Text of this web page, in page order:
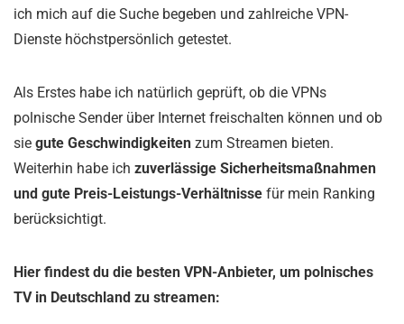
ich mich auf die Suche begeben und zahlreiche VPN-
Dienste höchstpersönlich getestet.
Als Erstes habe ich natürlich geprüft, ob die VPNs
polnische Sender über Internet freischalten können und ob
sie gute Geschwindigkeiten zum Streamen bieten.
Weiterhin habe ich zuverlässige Sicherheitsmaßnahmen
und gute Preis-Leistungs-Verhältnisse für mein Ranking
berücksichtigt.
Hier findest du die besten VPN-Anbieter, um polnisches
TV in Deutschland zu streamen: